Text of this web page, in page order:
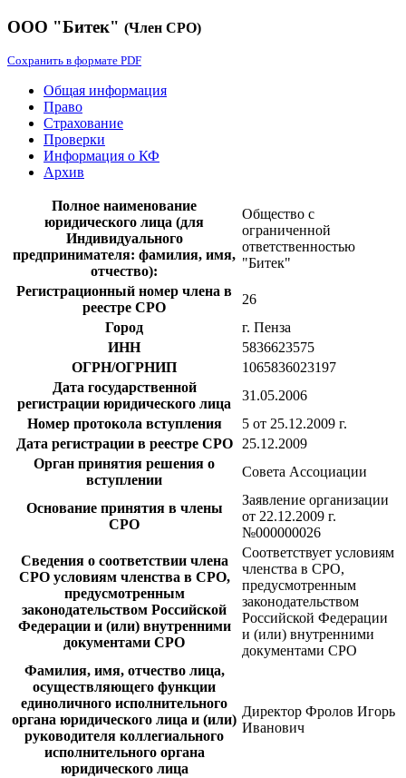
ООО "Битек" (Член СРО)
Сохранить в формате PDF
Общая информация
Право
Страхование
Проверки
Информация о КФ
Архив
Полное наименование
юридического лица (для
Индивидуального
предпринимателя: фамилия, имя,
отчество):
Общество с
ограниченной
ответственностью
"Битек"
Регистрационный номер члена в
реестре СРО
26
Город
г. Пенза
ИНН
5836623575
ОГРН/ОГРНИП
1065836023197
Дата государственной
регистрации юридического лица
31.05.2006
Номер протокола вступления
5 от 25.12.2009 г.
Дата регистрации в реестре СРО
25.12.2009
Орган принятия решения о
вступлении
Совета Ассоциации
Основание принятия в члены
СРО
Заявление организации
от 22.12.2009 г.
№000000026
Сведения о соответствии члена
СРО условиям членства в СРО,
предусмотренным
законодательством Российской
Федерации и (или) внутренними
документами СРО
Соответствует условиям
членства в СРО,
предусмотренным
законодательством
Российской Федерации
и (или) внутренними
документами СРО
Фамилия, имя, отчество лица,
осуществляющего функции
единоличного исполнительного
органа юридического лица и (или)
руководителя коллегиального
исполнительного органа
юридического лица
Директор Фролов Игорь
Иванович